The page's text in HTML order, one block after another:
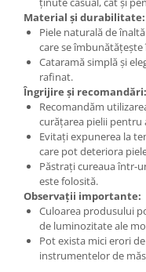
Material și durabilitate:
Piele naturală de
care se
Cataramă simplă și
rafinat.
Îngrijire și recomandări:
Recomandăm
curățarea pielii pentru
Evitați expunerea la
care pot deteriora
Păstrați cureaua într-
este folosită.
Observații importante:
Culoarea produsului
de luminozitate ale
Pot exista mici erori
instrumentelor de